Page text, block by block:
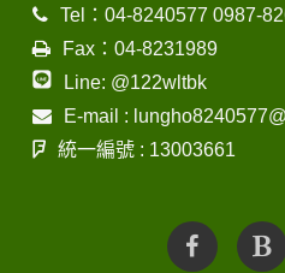
Tel：04-8240577 0987-
Fax：04-8231989
Line: @122wltbk
E-mail :
統一編號 : 13003661